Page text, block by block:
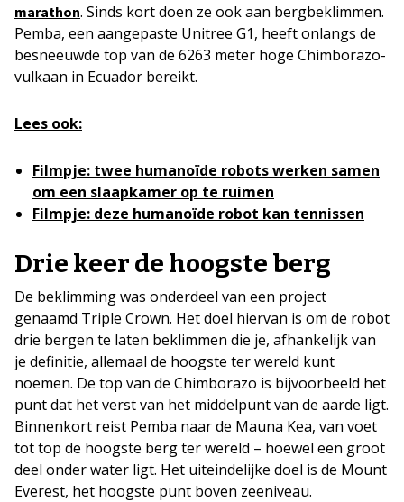
marathon. Sinds kort doen ze ook aan bergbeklimmen.
Pemba, een aangepaste Unitree G1, heeft onlangs de
besneeuwde top van de 6263 meter hoge Chimborazo-
vulkaan in Ecuador bereikt.
Lees ook:
Filmpje: twee humanoïde robots werken samen
om een slaapkamer op te ruimen
Filmpje: deze humanoïde robot kan tennissen
Drie keer de hoogste berg
De beklimming was onderdeel van een project
genaamd Triple Crown. Het doel hiervan is om de robot
drie bergen te laten beklimmen die je, afhankelijk van
je definitie, allemaal de hoogste ter wereld kunt
noemen. De top van de Chimborazo is bijvoorbeeld het
punt dat het verst van het middelpunt van de aarde ligt.
Binnenkort reist Pemba naar de Mauna Kea, van voet
tot top de hoogste berg ter wereld – hoewel een groot
deel onder water ligt. Het uiteindelijke doel is de Mount
Everest, het hoogste punt boven zeeniveau.